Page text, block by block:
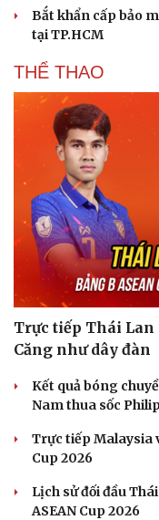
Du lịch
Tư vấn
Săn Tour
check-in
Bắt khẩn cấp bảo
tại TP.HCM
THỂ THAO
Trực tiếp Thái Lan
Căng như dây đàn
Kết quả bóng
Nam thua sốc
Trực tiếp Malaysia
Cup 2026
Lịch sử đối đầu
ASEAN Cup 2026